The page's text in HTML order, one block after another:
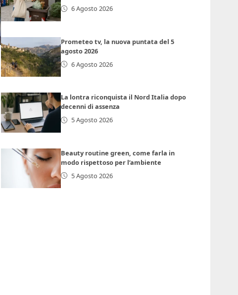
6 Agosto 2026
Prometeo tv, la nuova puntata del 5
agosto 2026
6 Agosto 2026
La lontra riconquista il Nord Italia dopo
decenni di assenza
5 Agosto 2026
Beauty routine green, come farla in
modo rispettoso per l’ambiente
5 Agosto 2026